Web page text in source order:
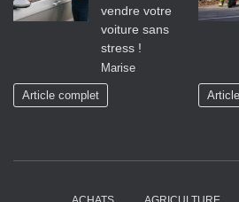
vendre votre
voiture sans
stress !
Marise
Article complet